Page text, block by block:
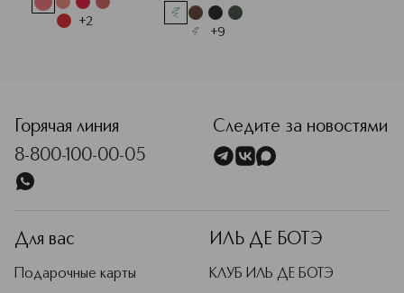
+2
+9
Горячая линия
8-800-100-00-05
Следите за новостями
Для вас
Подарочные карты
ИЛЬ ДЕ БОТЭ
КЛУБ ИЛЬ ДЕ БОТЭ